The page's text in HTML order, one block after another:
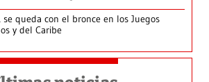
se queda con el bronce en los Juegos
y del Caribe